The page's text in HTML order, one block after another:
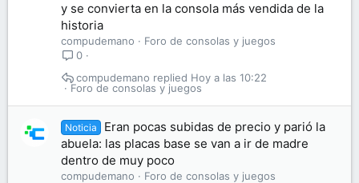
y se convierta en la consola más vendida de la
historia
compudemano
Foro de consolas y juegos
0
Foro de consolas y juegos
Hoy a las 10:22
compudemano
Noticia
Eran pocas subidas de precio y parió la
abuela: las placas base se van a ir de madre
dentro de muy poco
compudemano
Foro de consolas y juegos